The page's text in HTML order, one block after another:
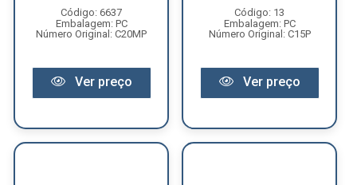
Código: 6637
Embalagem: PC
Número Original: C20MP
Ver preço
Código: 13
Embalagem: PC
Número Original: C15P
Ver preço